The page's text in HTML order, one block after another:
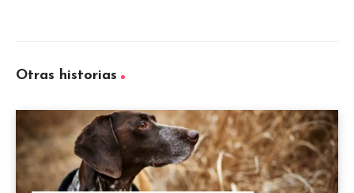
Otras historias